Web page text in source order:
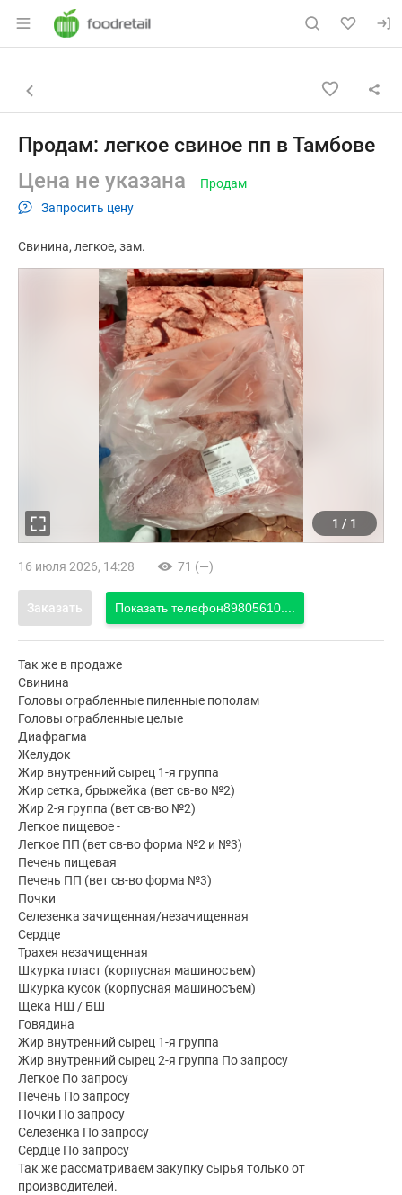
Раздел навигации по сайту
Объявление: Продам: легкое
Навигация и управление объявлением
Назад к списку объявлений
Продам: легкое свиное пп в Тамбове
Цена не указана
Запросить цену
Продам
Свинина легкое зам.
1 / 1
16 июля 2026, 14:28 71 (—)
Заказать Показать телефон89805610....
Так же в продаже
Свинина
Головы ограбленные пиленные пополам
Головы ограбленные целые
Диафрагма
Желудок
Жир внутренний сырец 1-я группа
Жир сетка, брыжейка (вет св-во №2)
Жир 2-я группа (вет св-во №2)
Легкое пищевое -
Легкое ПП (вет св-во форма №2 и №3)
Печень пищевая
Печень ПП (вет св-во форма №3)
Почки
Селезенка зачищенная/незачищенная
Сердце
Трахея незачищенная
Шкурка пласт (корпусная машиносъем)
Шкурка кусок (корпусная машиносъем)
Щека НШ / БШ
Говядина
Жир внутренний сырец 1-я группа
Жир внутренний сырец 2-я группа По запросу
Легкое По запросу
Печень По запросу
Почки По запросу
Селезенка По запросу
Сердце По запросу
Так же рассматриваем закупку сырья только от
производителей.